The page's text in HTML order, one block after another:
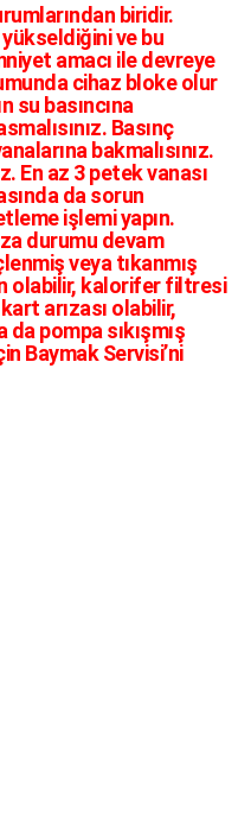
biridir.
yükseldiğini ve bu
amacı ile devreye
cihaz bloke olur
su basıncına
Basınç
bakmalısınız.
En az 3 petek vanası
da sorun
işlemi yapın.
durumu devam
veya tıkanmış
olabilir, kalorifer filtresi
arızası olabilir,
pompa sıkışmış
Baymak Servisi’ni